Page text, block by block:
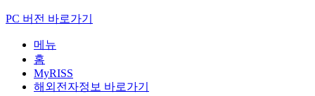
PC 버전 바로가기
메뉴
홈
MyRISS
해외전자정보 바로가기